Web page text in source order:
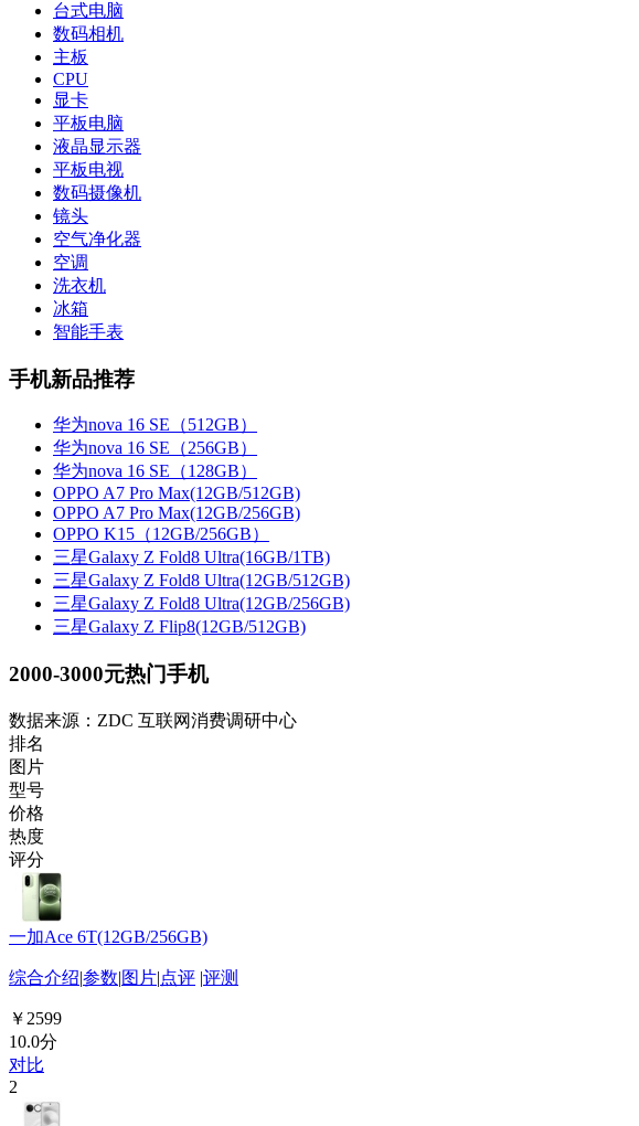
台式电脑
数码相机
主板
CPU
显卡
平板电脑
液晶显示器
平板电视
数码摄像机
镜头
空气净化器
空调
洗衣机
冰箱
智能手表
手机新品推荐
华为nova 16 SE（512GB）
华为nova 16 SE（256GB）
华为nova 16 SE（128GB）
OPPO A7 Pro Max(12GB/512GB)
OPPO A7 Pro Max(12GB/256GB)
OPPO K15（12GB/256GB）
三星Galaxy Z Fold8 Ultra(16GB/1TB)
三星Galaxy Z Fold8 Ultra(12GB/512GB)
三星Galaxy Z Fold8 Ultra(12GB/256GB)
三星Galaxy Z Flip8(12GB/512GB)
2000-3000元热门手机
数据来源：ZDC 互联网消费调研中心
排名
图片
型号
价格
热度
评分
一加Ace 6T(12GB/256GB)
综合介绍|参数|图片|点评 |评测
￥2599
10.0分
对比
2